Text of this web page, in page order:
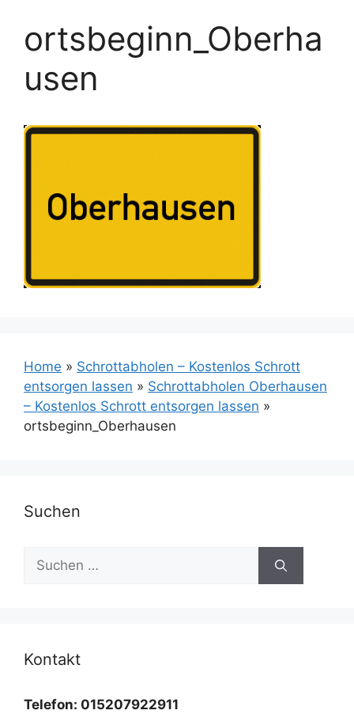
ortsbeginn_Oberha
usen
Home » Schrottabholen – Kostenlos Schrott
entsorgen lassen » Schrottabholen Oberhausen
– Kostenlos Schrott entsorgen lassen »
ortsbeginn_Oberhausen
Suchen
Suchen
nach:
Kontakt
Telefon: 015207922911